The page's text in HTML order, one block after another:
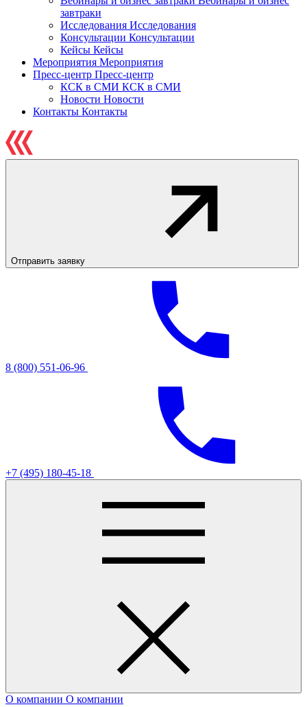
завтраки
Исследования Исследования
Консультации Консультации
Кейсы Кейсы
Мероприятия Мероприятия
Пресс-центр Пресс-центр
КСК в СМИ КСК в СМИ
Новости Новости
Контакты Контакты
Отправить заявку
8 (800) 551-06-96
+7 (495) 180-45-18
О компании О компании